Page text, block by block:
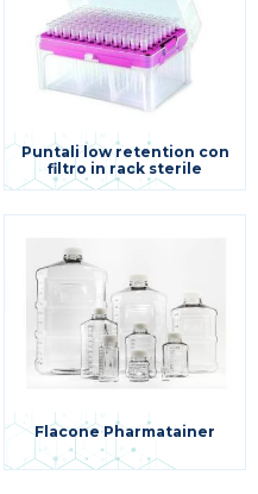
Puntali low retention con
filtro in rack sterile
Flacone Pharmatainer